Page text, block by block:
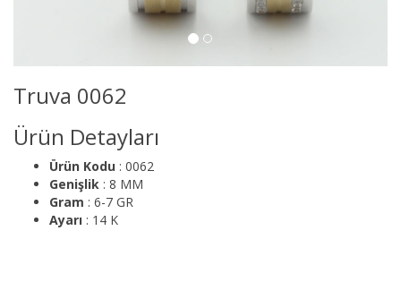
Truva 0062
Ürün Detayları
Ürün Kodu : 0062
Genişlik : 8 MM
Gram : 6-7 GR
Ayarı : 14 K